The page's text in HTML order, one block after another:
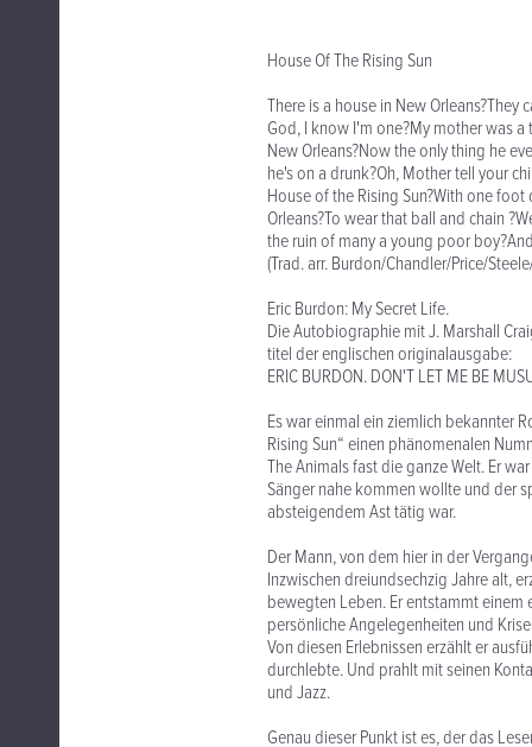
House Of The Rising Sun
There is a house in New
God, I know I'm one?My mother was
New Orleans?Now the only thing he
he's on a drunk?Oh, Mother tell your
House of the Rising Sun?With one
Orleans?To wear that ball and chain
the ruin of many a young poor
(Trad. arr. Burdon/Chandler/Price/
Eric Burdon: My Secret Life.
Die Autobiographie mit J. Marshall
titel der englischen originalausgabe:
ERIC BURDON. DON'T LET ME BE
Es war einmal ein ziemlich bekannter
Rising Sun“ einen phänomenalen
The Animals fast die ganze Welt. Er
Sänger nahe kommen wollte und der
absteigendem Ast tätig war.
Der Mann, von dem hier in der
Inzwischen dreiundsechzig Jahre alt,
bewegten Leben. Er entstammt
persönliche Angelegenheiten und
Von diesen Erlebnissen erzählt er
durchlebte. Und prahlt mit seinen
und Jazz.
Genau dieser Punkt ist es, der das